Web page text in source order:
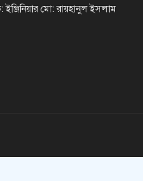
মো: রায়হানুল ইসলাম